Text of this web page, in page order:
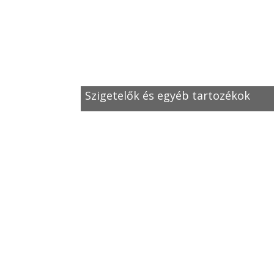
Szigetelők és egyéb tartozékok